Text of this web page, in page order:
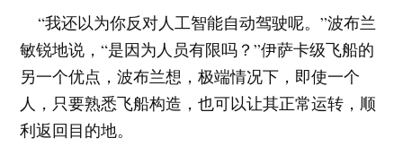
“我还以为你反对人工智能自动驾驶呢。”波布兰
敏锐地说，“是因为人员有限吗？”伊萨卡级飞船的
另一个优点，波布兰想，极端情况下，即使一个
人，只要熟悉飞船构造，也可以让其正常运转，顺
利返回目的地。